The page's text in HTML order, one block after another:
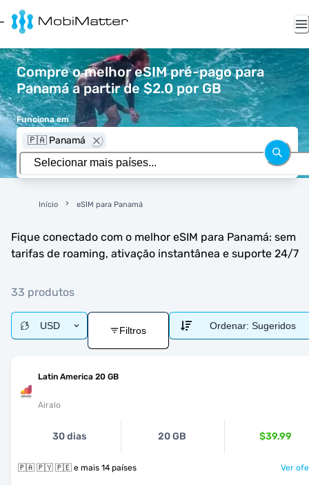
Compre o melhor eSIM pré-pago para
Panamá a partir de $2.0 por GB
Funciona em
🇵🇦 Panamá
Início eSIM para Panamá
Fique conectado com o melhor eSIM para Panamá: sem
tarifas de roaming, ativação instantânea e suporte 24/7
33 produtos
USD Filtros Ordenar: Sugeridos
Latin America 20 GB
Airalo
30 dias 20 GB $39.99
🇵🇦 🇵🇾 🇵🇪 e mais 14 países Ver